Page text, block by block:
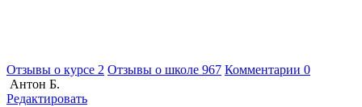
Отзывы о курсе 2 Отзывы о школе 967 Комментарии 0
Антон Б.
Редактировать